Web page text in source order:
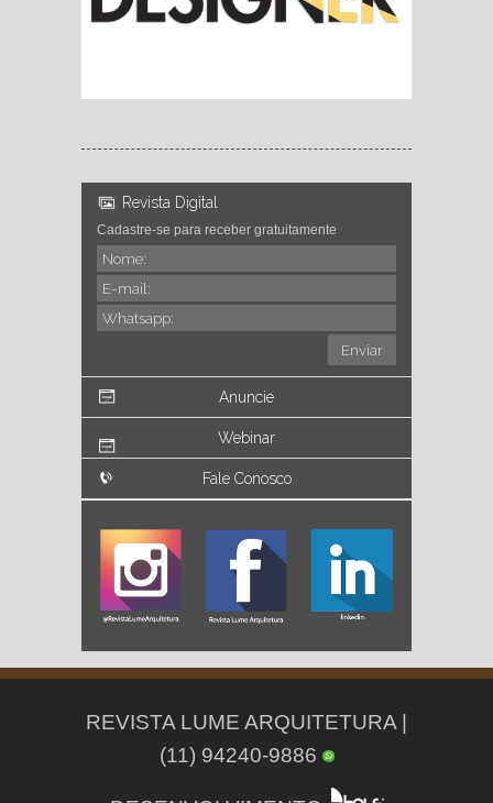
Revista Digital
Cadastre-se para receber gratuitamente
Anuncie
Webinar
Fale Conosco
REVISTA LUME ARQUITETURA |
(11) 94240-9886